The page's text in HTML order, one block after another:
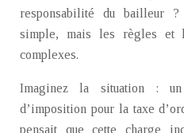
responsabilité du bailleur
simple, mais les règles et
complexes.
Imaginez la situation :
d’imposition pour la taxe
pensait que cette charge